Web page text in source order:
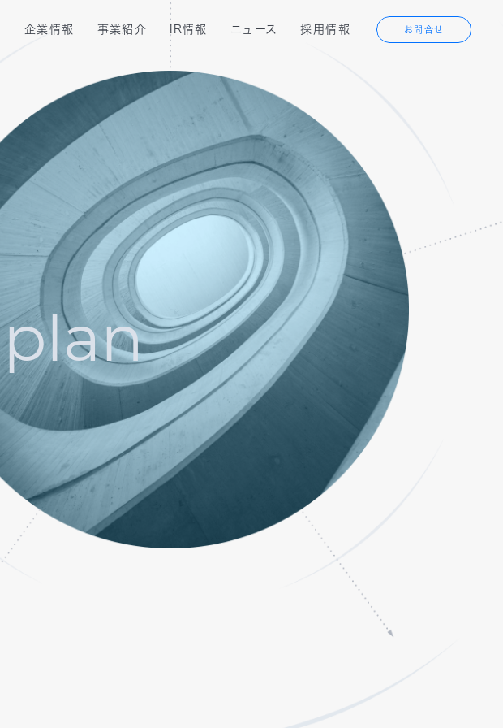
企業情報
会社概要 代表メッセージ
国内拠点・アクセス 沿革
業務提携先・投資先 オフィス紹介
パートナー認定
事業紹介
PMOソリューション テクノロジーソリューション
プロ人材転職支援サービス Webサービス
実績紹介 アライアンスソリューション
の方へ
フリーランス
エンジニアの方へ
IR情報
IRニュース
株式基本情報 IRカレンダー
投資家向けQ＆A
ニュース 採用情報
中途採用
お問合せ
plan